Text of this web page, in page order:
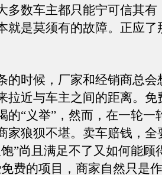
多数车主都只能宁可信其有
就是莫须有的故障。正应了
时候，厂家和经销商总会
拉近与车主之间的距离。免
的“义举”，然而，在一轮一
家狼狈不堪。卖车赔钱，全
”尚且满足不了又如何能顾
费的项目，商家自然只是